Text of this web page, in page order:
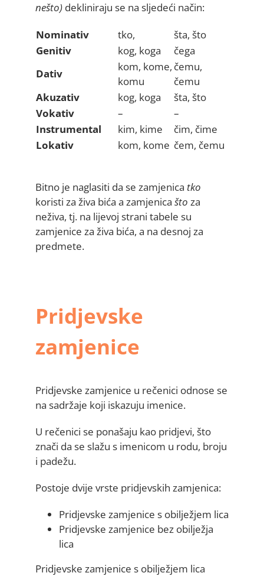
nešto) dekliniraju se na sljedeći način:
Nominativ
tko,
šta, što
Genitiv
kog, koga
čega
Dativ
kom, kome,
komu
čemu,
čemu
Akuzativ
kog, koga
šta, što
Vokativ
–
–
Instrumental
kim, kime
čim, čime
Lokativ
kom, kome čem, čemu
Bitno je naglasiti da se zamjenica tko
koristi za živa bića a zamjenica što za
neživa, tj. na lijevoj strani tabele su
zamjenice za živa bića, a na desnoj za
predmete.
Pridjevske
zamjenice
Pridjevske zamjenice u rečenici odnose se
na sadržaje koji iskazuju imenice.
U rečenici se ponašaju kao pridjevi, što
znači da se slažu s imenicom u rodu, broju
i padežu.
Postoje dvije vrste pridjevskih zamjenica:
Pridjevske zamjenice s obilježjem lica
Pridjevske zamjenice bez obilježja
lica
Pridjevske zamjenice s obilježjem lica